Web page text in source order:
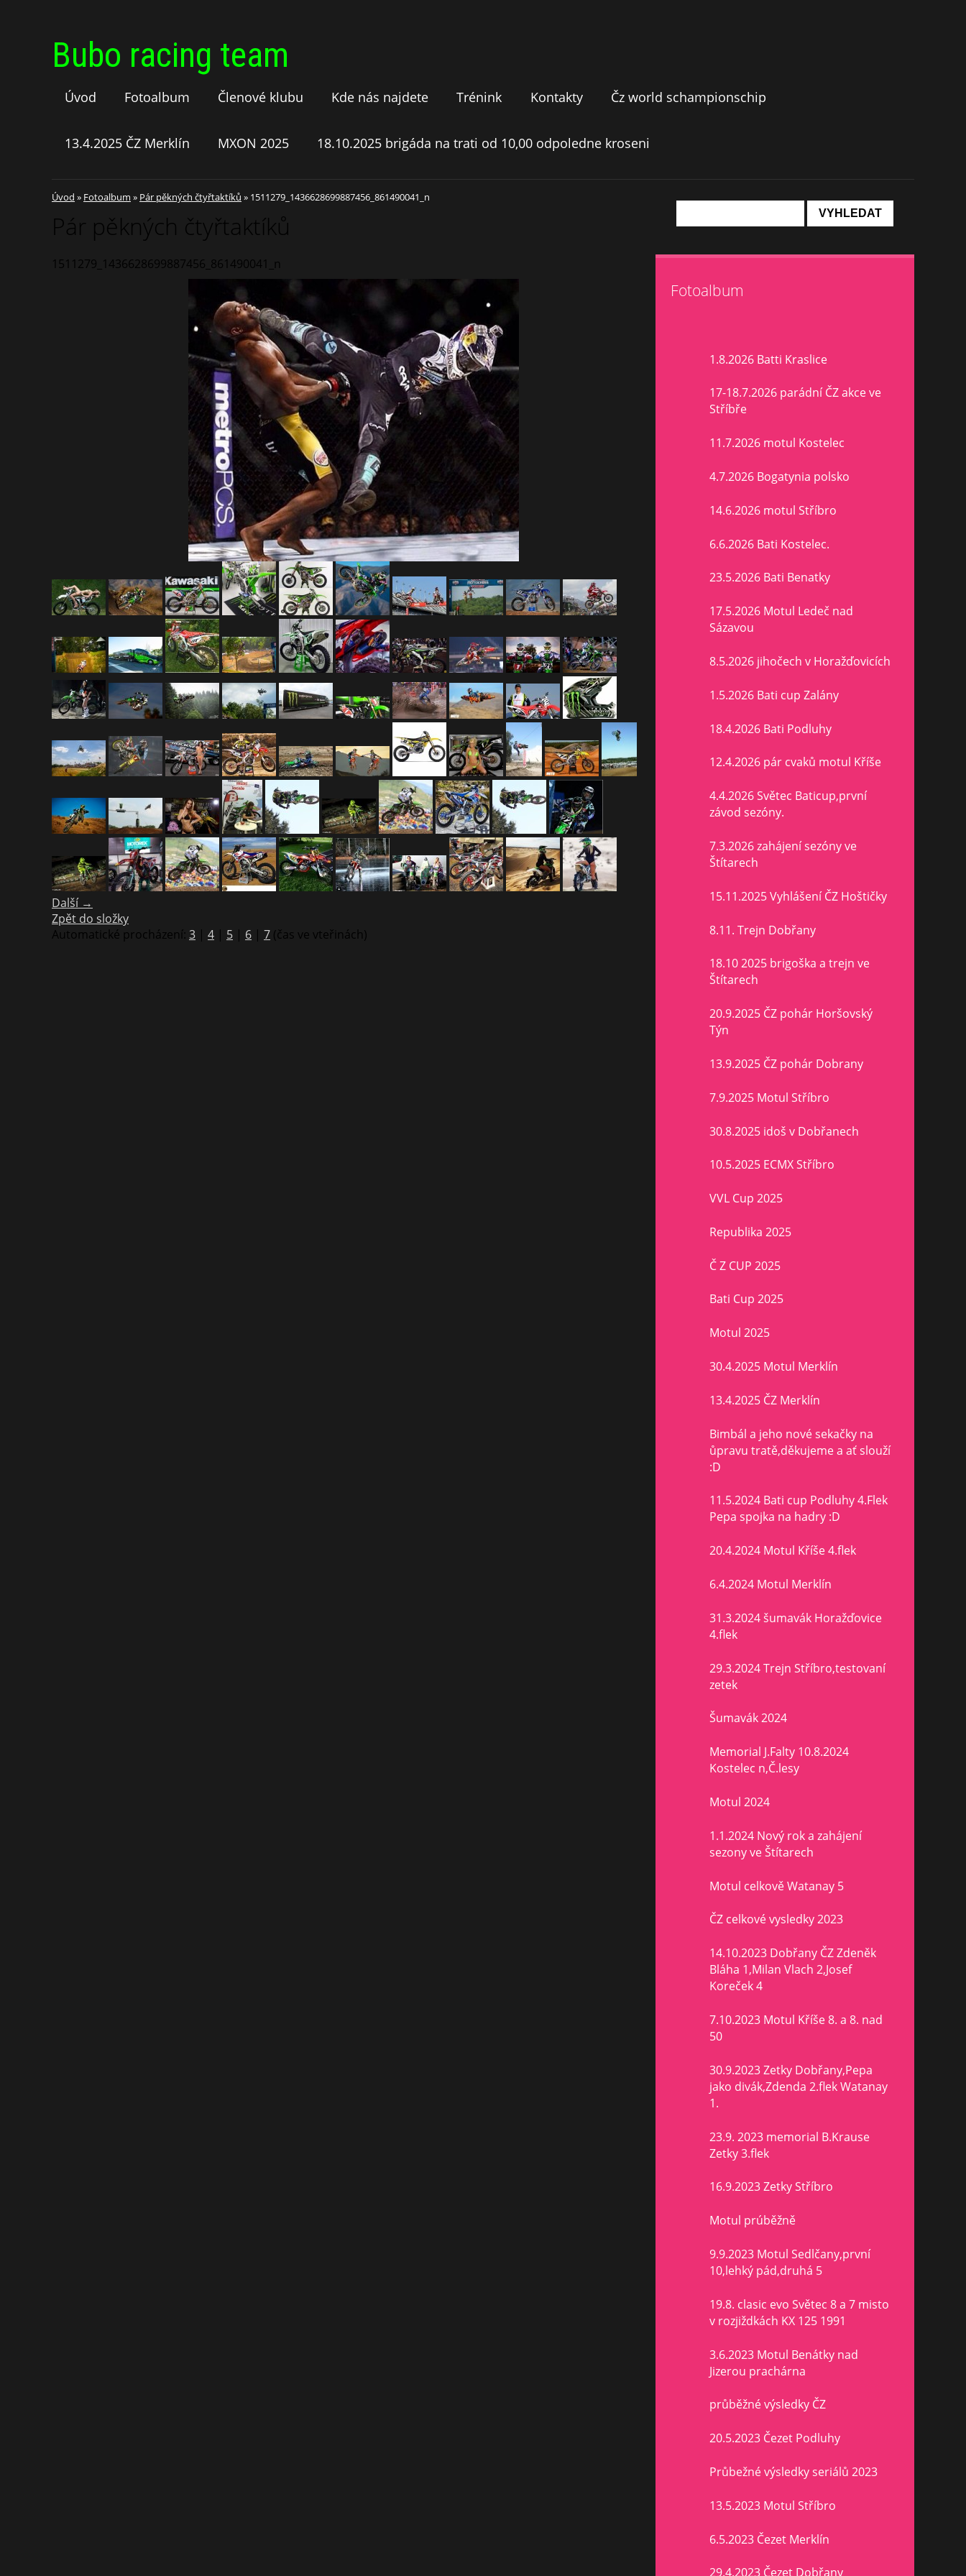
Bubo racing team
Úvod Fotoalbum Členové klubu Kde nás najdete Trénink Kontakty Čz world schampionschip
13.4.2025 ČZ Merklín MXON 2025 18.10.2025 brigáda na trati od 10,00 odpoledne kroseni
Úvod » Fotoalbum » Pár pěkných čtyřtaktíků » 1511279_1436628699887456_861490041_n
Pár pěkných čtyřtaktíků
1511279_1436628699887456_861490041_n
Další →
Zpět do složky
Automatické procházení: 3 | 4 | 5 | 6 | 7 (čas ve vteřinách)
Fotoalbum
1.8.2026 Batti Kraslice
17-18.7.2026 parádní ČZ akce ve
Stříbře
11.7.2026 motul Kostelec
4.7.2026 Bogatynia polsko
14.6.2026 motul Stříbro
6.6.2026 Bati Kostelec.
23.5.2026 Bati Benatky
17.5.2026 Motul Ledeč nad
Sázavou
8.5.2026 jihočech v Horažďovicích
1.5.2026 Bati cup Zalány
18.4.2026 Bati Podluhy
12.4.2026 pár cvaků motul Kříše
4.4.2026 Světec Baticup,první
závod sezóny.
7.3.2026 zahájení sezóny ve
Štítarech
15.11.2025 Vyhlášení ČZ Hoštičky
8.11. Trejn Dobřany
18.10 2025 brigoška a trejn ve
Štítarech
20.9.2025 ČZ pohár Horšovský
Týn
13.9.2025 ČZ pohár Dobrany
7.9.2025 Motul Stříbro
30.8.2025 idoš v Dobřanech
10.5.2025 ECMX Stříbro
VVL Cup 2025
Republika 2025
Č Z CUP 2025
Bati Cup 2025
Motul 2025
30.4.2025 Motul Merklín
13.4.2025 ČZ Merklín
Bimbál a jeho nové sekačky na
ůpravu tratě,děkujeme a ať slouží
:D
11.5.2024 Bati cup Podluhy 4.Flek
Pepa spojka na hadry :D
20.4.2024 Motul Kříše 4.flek
6.4.2024 Motul Merklín
31.3.2024 šumavák Horažďovice
4.flek
29.3.2024 Trejn Stříbro,testovaní
zetek
Šumavák 2024
Memorial J.Falty 10.8.2024
Kostelec n,Č.lesy
Motul 2024
1.1.2024 Nový rok a zahájení
sezony ve Štítarech
Motul celkově Watanay 5
ČZ celkové vysledky 2023
14.10.2023 Dobřany ČZ Zdeněk
Bláha 1,Milan Vlach 2,Josef
Koreček 4
7.10.2023 Motul Kříše 8. a 8. nad
50
30.9.2023 Zetky Dobřany,Pepa
jako divák,Zdenda 2.flek Watanay
1.
23.9. 2023 memorial B.Krause
Zetky 3.flek
16.9.2023 Zetky Stříbro
Motul prúběžně
9.9.2023 Motul Sedlčany,první
10,lehký pád,druhá 5
19.8. clasic evo Světec 8 a 7 misto
v rozjiždkách KX 125 1991
3.6.2023 Motul Benátky nad
Jizerou prachárna
průběžné výsledky ČZ
20.5.2023 Čezet Podluhy
Průbežné výsledky seriálů 2023
13.5.2023 Motul Stříbro
6.5.2023 Čezet Merklín
29.4.2023 Čezet Dobřany